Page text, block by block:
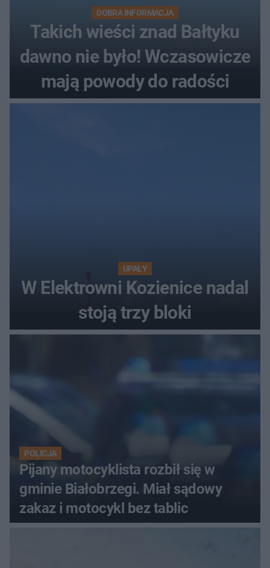
DOBRA INFORMACJA
Takich wieści znad Bałtyku
dawno nie było! Wczasowicze
mają powody do radości
UPAŁY
W Elektrowni Kozienice nadal
stoją trzy bloki
POLICJA
Pijany motocyklista rozbił się w
gminie Białobrzegi. Miał sądowy
zakaz i motocykl bez tablic